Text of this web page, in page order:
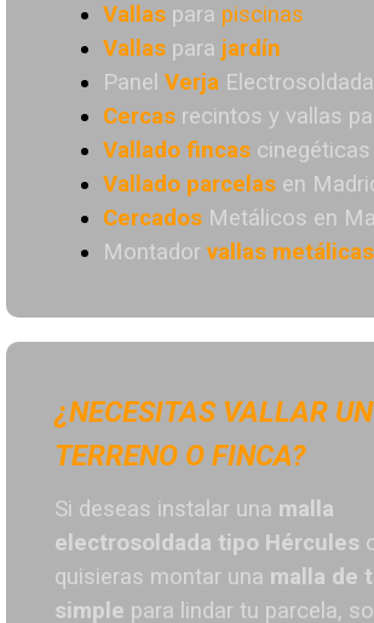
Vallas para piscinas
Vallas para jardín
Panel Verja Electrosoldada
Cercas recintos y vallas
Vallado fincas cinegéticas
Vallado parcelas en
Cercados Metálicos en
Montador vallas metálicas
¿NECESITAS VALLAR UN
TERRENO O FINCA?
Si deseas instalar una malla
electrosoldada tipo Hércules
quisieras montar una malla de
simple para lindar tu parcela,